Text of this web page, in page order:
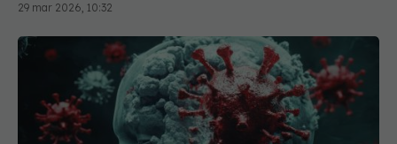
29 mar 2026, 10:32